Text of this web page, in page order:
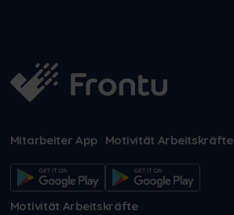
Mitarbeiter App Motivität Arbeitskräfte
Motivität Arbeitskräfte